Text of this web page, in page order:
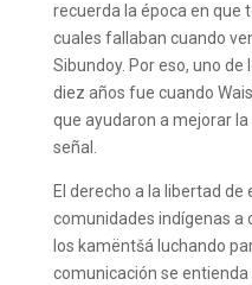
recuerda la época en que
cuales fallaban cuando
Sibundoy. Por eso, uno
diez años fue cuando
que ayudaron a mejorar
señal.
El derecho a la libertad de
comunidades indígenas a
los kamëntšá luchando
comunicación se